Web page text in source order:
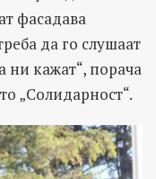
фасадава
да го слушаат
ни кажат“, порача
„Солидарност“.